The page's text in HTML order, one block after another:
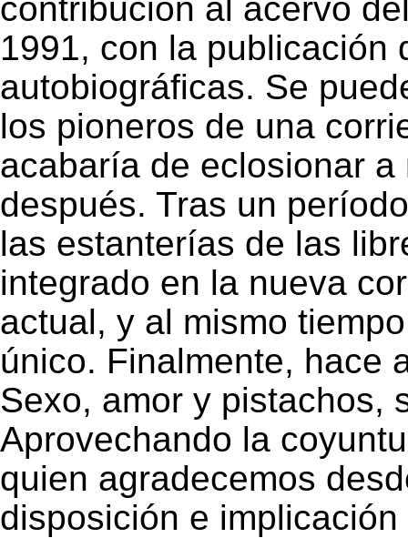
contribución al acervo
1991, con la publicación
autobiográficas. Se
los pioneros de una
acabaría de eclosionar
después. Tras un
las estanterías de las
integrado en la nueva
actual, y al mismo
único. Finalmente, hace
Sexo, amor y pistachos,
Aprovechando la
quien agradecemos
disposición e